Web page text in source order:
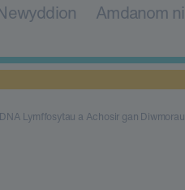
Amdanom ni
Lymffosytau a Achosir gan Diwmorau